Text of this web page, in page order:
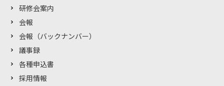
研修会案内
会報
会報（バックナンバー）
議事録
各種申込書
採用情報